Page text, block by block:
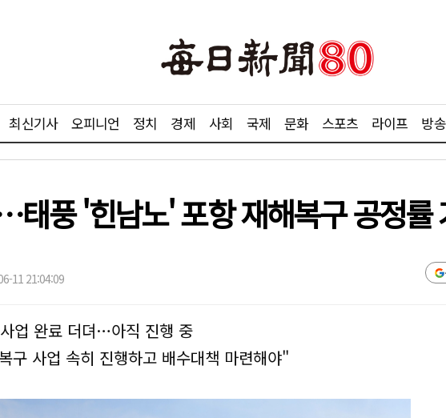
최신기사 오피니언 정치 경제 사회 국제 문화 스포츠 라이프 방
태풍 '힌남노' 포항 재해복구 공정률
11 21:04:09
업 완료 더뎌…아직 진행 중
구 사업 속히 진행하고 배수대책 마련해야"